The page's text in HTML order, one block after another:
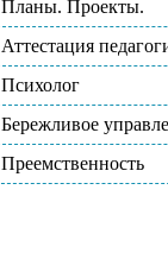
Планы. Проекты.
Аттестация
Психолог
Бережливое
Преемственность